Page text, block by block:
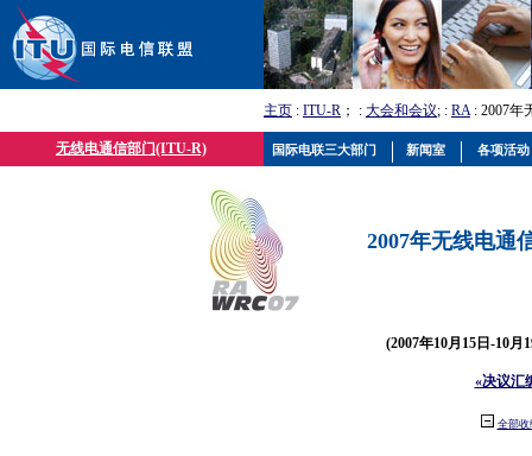
主页 : ITU-R ； : 大会和会议; : RA: 2007年
无线电通信部门(ITU-R)
2007年无线电通
(2007年10月15日-10月
«决议汇
全部收
国际电联三大部门 新闻室 各项活动